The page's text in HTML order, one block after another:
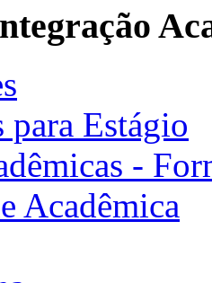
Estágio
-
Acadêmica